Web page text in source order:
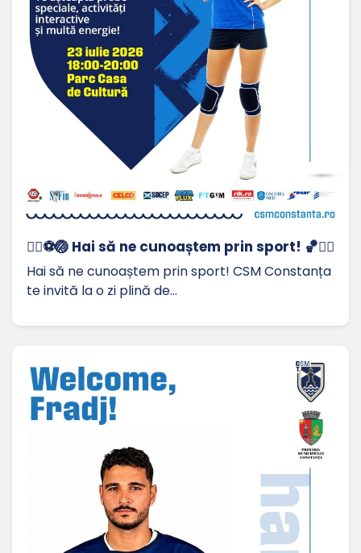
🏃‍♀️⚽🏐 Hai să ne cunoaștem prin sport! 🏀🤸‍♂️
Hai să ne cunoaștem prin sport! CSM Constanța
te invită la o zi plină de…